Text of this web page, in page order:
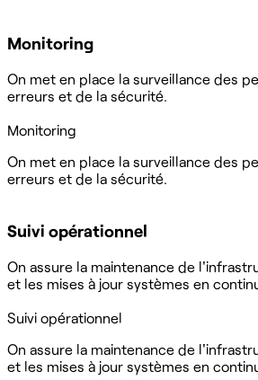
Monitoring
On met en place la surveillance des
erreurs et de la sécurité.
Monitoring
On met en place la surveillance des
erreurs et de la sécurité.
Suivi opérationnel
On assure la maintenance de
et les mises à jour systèmes en
Suivi opérationnel
On assure la maintenance de
et les mises à jour systèmes en